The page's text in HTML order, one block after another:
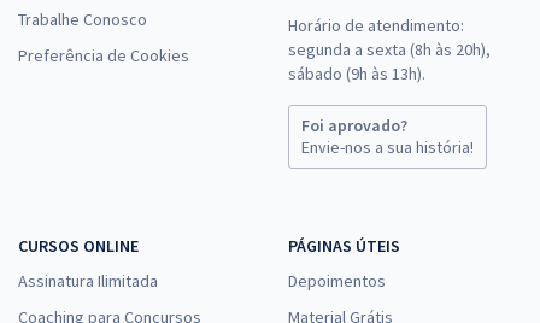
Trabalhe Conosco
Preferência de Cookies
Horário de atendimento:
segunda a sexta (8h às 20h),
sábado (9h às 13h).
Foi aprovado?
Envie-nos a sua história!
CURSOS ONLINE
Assinatura Ilimitada
Coaching para Concursos
PÁGINAS ÚTEIS
Depoimentos
Material Grátis